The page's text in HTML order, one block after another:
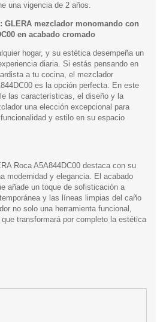
una vigencia de 2 años.
GLERA mezclador monomando con
en acabado cromado
hogar, y su estética desempeña un
diaria. Si estás pensando en
a tu cocina, el mezclador
es la opción perfecta. En este
las características, el diseño y la
una elección excepcional para
y estilo en su espacio
Roca A5A844DC00 destaca con su
modernidad y elegancia. El acabado
añade un toque de sofisticación a
y las líneas limpias del caño
no solo una herramienta funcional,
transformará por completo la estética